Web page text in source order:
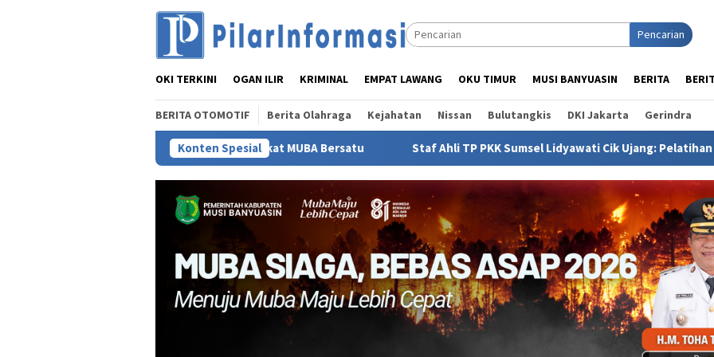
Pencarian
OKI TERKINI OGAN ILIR KRIMINAL EMPAT LAWANG OKU TIMUR MUSI BANYUASIN BERITA
BERITA OTOMOTIF Berita Olahraga Kejahatan Nissan Bulutangkis DKI Jakarta Gerindra
Konten Spesial
dan Masyarakat MUBA Bersatu Staf Ahli TP PKK Sumsel Lidyawati Cik Ujang: Pelatihan Gelari Pelangi Wujud